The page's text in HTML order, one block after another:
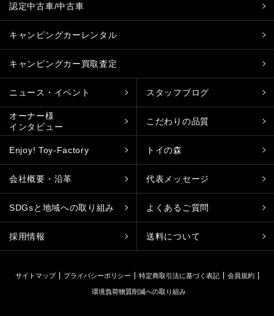
認定中古車/中古車
キャンピングカーレンタル
キャンピングカー買取査定
ニュース・イベント スタッフブログ
オーナー様
インタビュー
こだわりの品質
Enjoy! Toy-Factory トイの森
会社概要・沿革 代表メッセージ
SDGsと地域への取り組み よくあるご質問
採用情報 送料について
サイトマップ プライバシーポリシー 特定商取引法に基づく表記 会員規約
環境負荷物質削減への取り組み